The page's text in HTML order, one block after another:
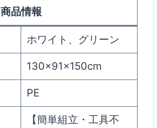
商品情報
ホワイト、グリーン
130x91x150cm
PE
【簡単組立・工具不